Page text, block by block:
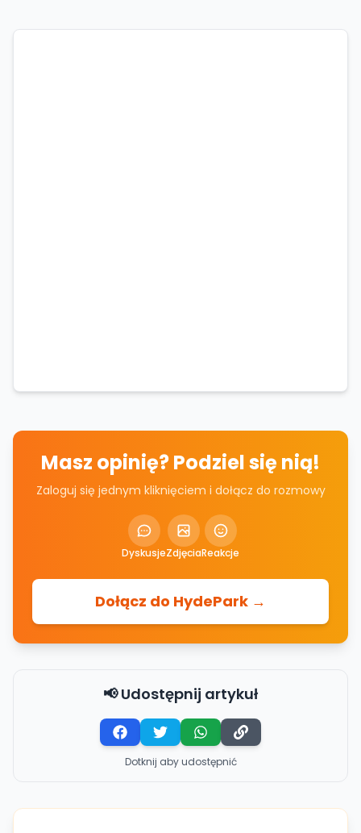
Masz opinię? Podziel się nią!
Zaloguj się jednym kliknięciem i dołącz do rozmowy
DyskusjeZdjęciaReakcje
Dołącz do HydePark →
📢 Udostępnij artykuł
Dotknij aby udostępnić